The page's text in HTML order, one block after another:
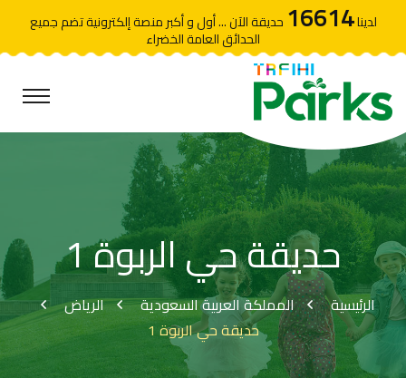
لدينا16614 حديقة الآن ... أول و أكبر منصة إلكترونية تضم جميع
الحدائق العامة الخضراء
حديقة حي الربوة 1
الرئيسية المملكة العربية السعودية
الرياض
حديقة حي الربوة 1